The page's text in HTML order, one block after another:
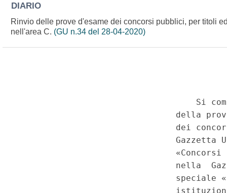
DIARIO
Rinvio delle prove d'esame dei concorsi pubblici, per titoli
nell'area C. (GU n.34 del 28-04-2020)